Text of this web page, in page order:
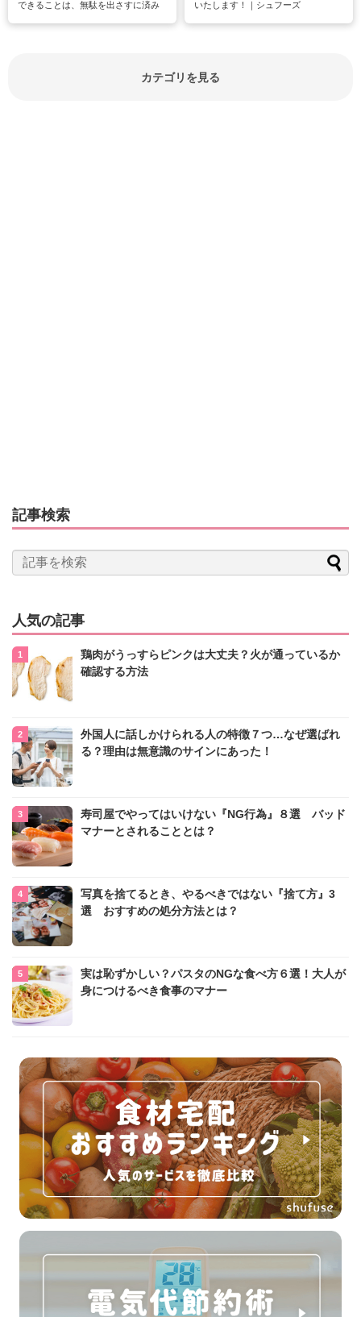
できることは、無駄を出さすに済み
いたします！｜シュフーズ
カテゴリを見る
記事検索
人気の記事
鶏肉がうっすらピンクは大丈夫？火が通っているか
確認する方法
外国人に話しかけられる人の特徴７つ…なぜ選ばれ
る？理由は無意識のサインにあった！
寿司屋でやってはいけない『NG行為』８選 バッド
マナーとされることとは？
写真を捨てるとき、やるべきではない『捨て方』3
選 おすすめの処分方法とは？
実は恥ずかしい？パスタのNGな食べ方６選！大人が
身につけるべき食事のマナー